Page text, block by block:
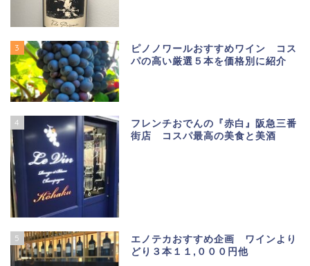
3
ピノノワールおすすめワイン コス
パの高い厳選５本を価格別に紹介
4
フレンチおでんの『赤白』阪急三番
街店 コスパ最高の美食と美酒
5
エノテカおすすめ企画 ワインより
どり３本１１,０００円他